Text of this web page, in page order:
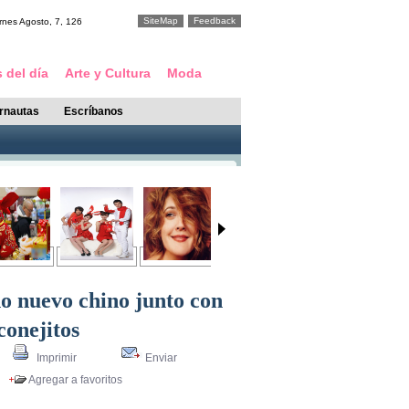
Feedback
SiteMap
Agosto, 7 126
del día Arte y Cultura Moda
Escríbanos
nuevo chino junto con
Imprimir
Enviar
Agregar a favoritos